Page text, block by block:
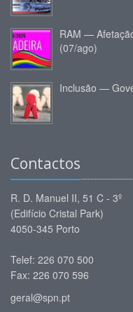
RAM —
(07/ago)
Inclusão —
Contactos
R. D. Manuel II, 51 C - 3º
(Edifício Cristal Park)
4050-345 Porto
Telef: 226 070 500
Fax: 226 070 596
geral@spn.pt